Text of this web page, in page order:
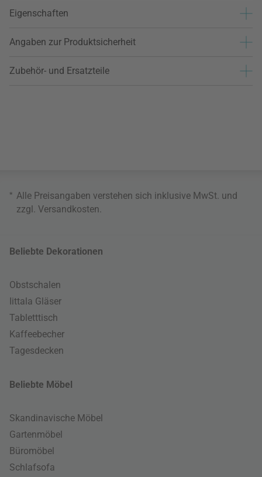
Eigenschaften
Angaben zur Produktsicherheit
Zubehör- und Ersatzteile
* Alle Preisangaben verstehen sich inklusive MwSt. und
zzgl. Versandkosten
Beliebte Dekorationen
Obstschalen
Iittala Gläser
Tabletttisch
Kaffeebecher
Tagesdecken
Beliebte Möbel
Skandinavische Möbel
Gartenmöbel
Büromöbel
Schlafsofa